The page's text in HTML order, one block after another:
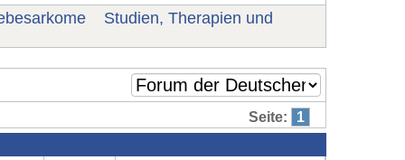
Studien, Therapien und
Seite: 1